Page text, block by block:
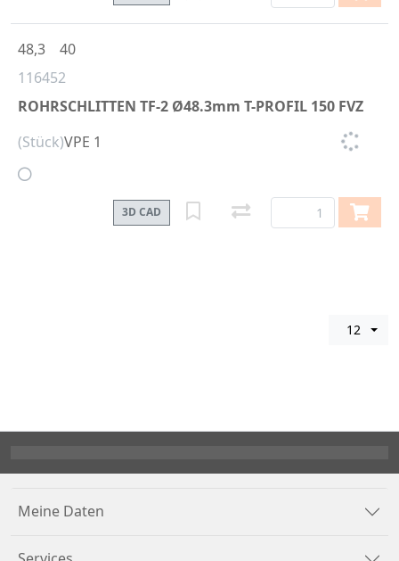
116452
ROHRSCHLITTEN TF-2 Ø48.3mm T-PROFIL 150 FVZ
48,3 40
(Stück)VPE 1
3D CAD
12
Meine Daten